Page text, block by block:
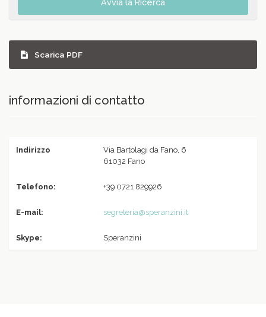
Avvia la Ricerca
Scarica PDF
informazioni di contatto
Indirizzo
Via Bartolagi da Fano, 6
61032 Fano
Telefono: +39 0721 829926
E-mail: segreteria@speranzini.it
Skype: Speranzini